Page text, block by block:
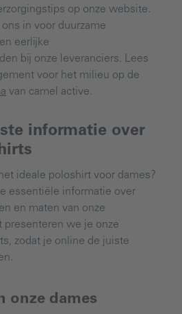
op onze website.
in voor duurzame
eerlijke
bij onze leveranciers. Lees
voor het milieu op de
van camel active.
informatie over
ideale poloshirt voor dames?
essentiële informatie over
en maten van onze
presenteren we je onze
zodat je online de juiste
onze dames